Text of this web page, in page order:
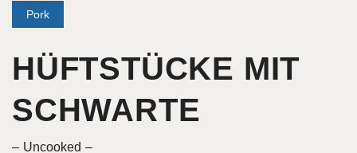
Pork
HÜFTSTÜCKE MIT
SCHWARTE
Uncooked